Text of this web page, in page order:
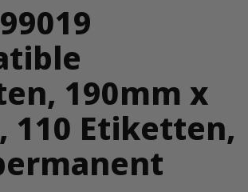
190mm x
110 Etiketten,